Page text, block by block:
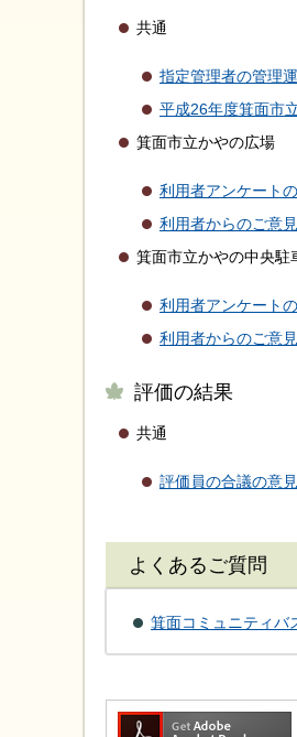
共通
指定管理者の管理
平成26年度箕面市
箕面市立かやの広場
利用者アンケート
利用者からのご意
箕面市立かやの中央駐
利用者アンケート
利用者からのご意
評価の結果
共通
評価員の合議の意
よくあるご質問
箕面コミュニティバ